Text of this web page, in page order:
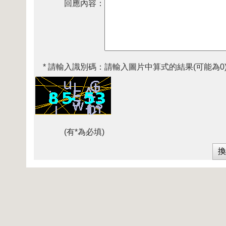
回應內容：
* 請輸入識別碼： 請輸入圖片中算式的結果(可能為
(有*為必填)